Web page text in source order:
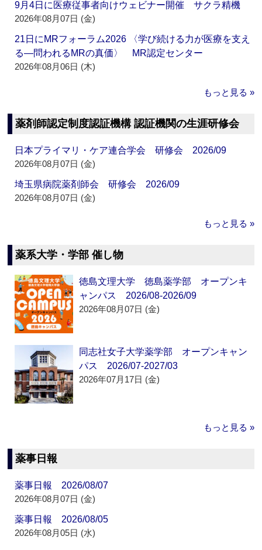
9月4日に医療従事者向けウェビナー開催 サクラ精機
2026年08月07日 (金)
21日にMRフォーラム2026 〈学び続ける力が医療を支え
る―問われるMRの真価〉 MR認定センター
2026年08月06日 (木)
もっと見る »
薬剤師認定制度認証機構 認証機関の生涯研修会
日本プライマリ・ケア連合学会 研修会 2026/09
2026年08月07日 (金)
埼玉県病院薬剤師会 研修会 2026/09
2026年08月07日 (金)
もっと見る »
薬系大学・学部 催し物
徳島文理大学 徳島薬学部 オープンキ
ャンパス 2026/08-2026/09
2026年08月07日 (金)
同志社女子大学薬学部 オープンキャン
パス 2026/07-2027/03
2026年07月17日 (金)
もっと見る »
薬事日報
薬事日報 2026/08/07
2026年08月07日 (金)
薬事日報 2026/08/05
2026年08月05日 (水)